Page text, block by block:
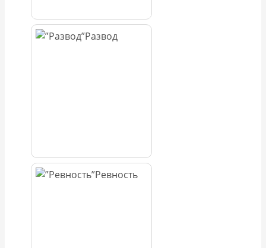
Развод
Ревность